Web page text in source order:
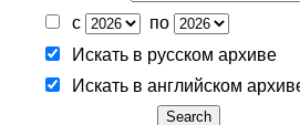
с
по
Искать в русском архиве
Искать в английском